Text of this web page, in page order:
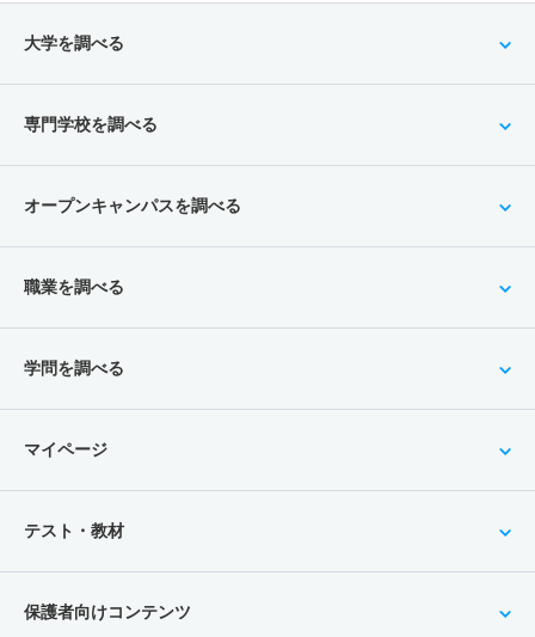
大学を調べる
専門学校を調べる
オープンキャンパスを調べる
職業を調べる
学問を調べる
マイページ
テスト・教材
保護者向けコンテンツ